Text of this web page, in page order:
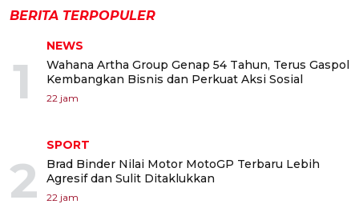
BERITA TERPOPULER
1
NEWS
Wahana Artha Group Genap 54 Tahun, Terus Gaspol
Kembangkan Bisnis dan Perkuat Aksi Sosial
22 jam
2
SPORT
Brad Binder Nilai Motor MotoGP Terbaru Lebih
Agresif dan Sulit Ditaklukkan
22 jam